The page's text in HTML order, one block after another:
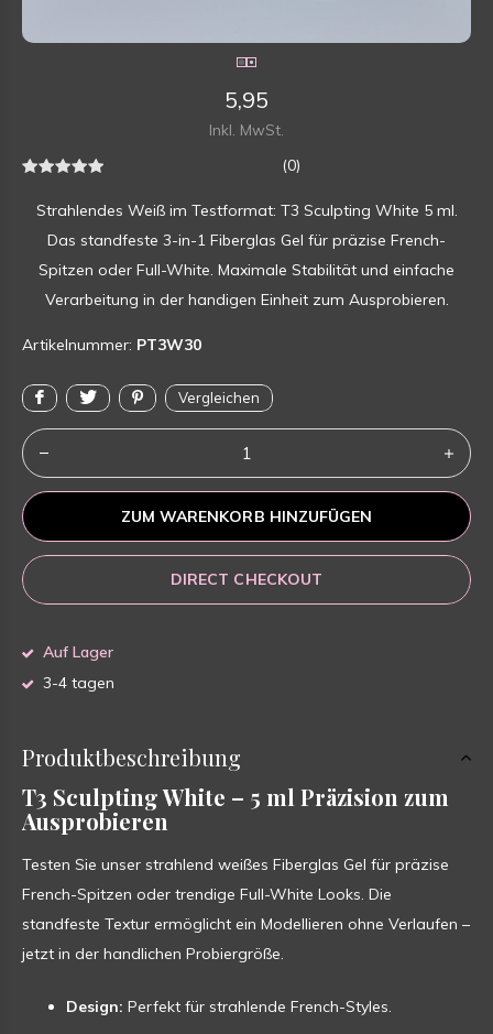
5,95
Inkl. MwSt.
(0)
Strahlendes Weiß im Testformat: T3 Sculpting White 5 ml.
Das standfeste 3-in-1 Fiberglas Gel für präzise French-
Spitzen oder Full-White. Maximale Stabilität und einfache
Verarbeitung in der handigen Einheit zum Ausprobieren.
Artikelnummer: PT3W30
Vergleichen
ZUM WARENKORB HINZUFÜGEN
DIRECT CHECKOUT
Auf Lager
3-4 tagen
Produktbeschreibung
T3 Sculpting White – 5 ml Präzision zum
Ausprobieren
Testen Sie unser strahlend weißes Fiberglas Gel für präzise
French-Spitzen oder trendige Full-White Looks. Die
standfeste Textur ermöglicht ein Modellieren ohne Verlaufen –
jetzt in der handlichen Probiergröße.
Design: Perfekt für strahlende French-Styles.